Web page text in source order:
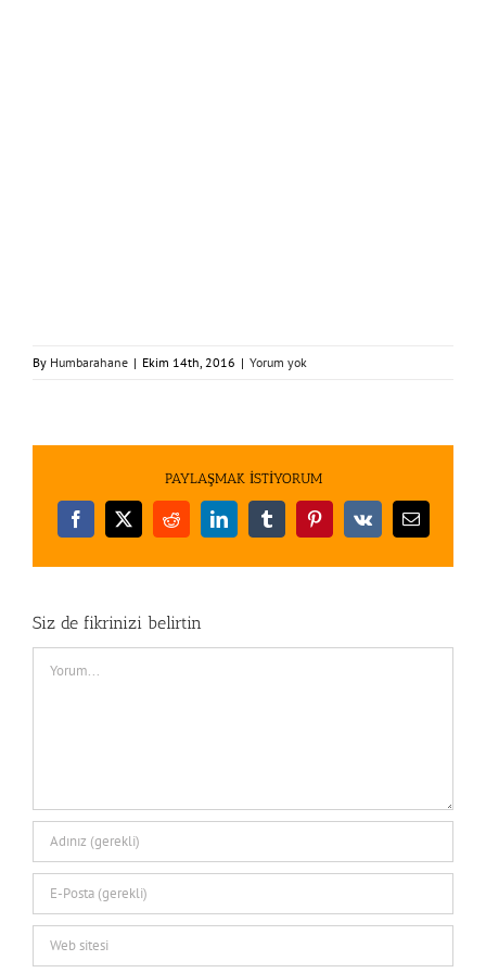
By Humbarahane | Ekim 14th, 2016 | Yorum yok
PAYLAŞMAK İSTİYORUM
Facebook
X RedditLinkedInTumblrPinterest
Vk
E-
Siz de fikrinizi belirtin